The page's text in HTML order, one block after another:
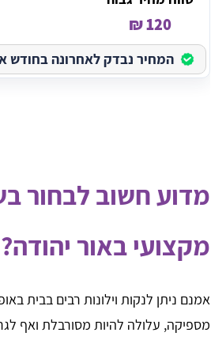
120 ₪
המחיר נבדק לאחרונה בחודש
מדוע חשוב לבחור
מקצועי באור יהודה?
אמנם ניתן לנקות וילונות רבים בבית
מספיקה, עלולה להיות מסורבלת ואף